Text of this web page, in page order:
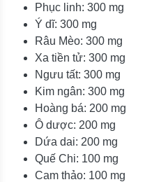
Phục linh: 300 mg
Ý dĩ: 300 mg
Râu Mèo: 300 mg
Xa tiền tử: 300 mg
Ngưu tất: 300 mg
Kim ngân: 300 mg
Hoàng bá: 200 mg
Ô dược: 200 mg
Dứa dai: 200 mg
Quế Chi: 100 mg
Cam thảo: 100 mg